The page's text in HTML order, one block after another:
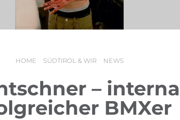
HOME SÜDTIROL & WIR NEWS
–
BMXer